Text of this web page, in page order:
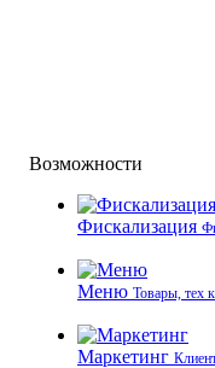
Возможности
Фискализация
Меню Товары, тех
Маркетинг